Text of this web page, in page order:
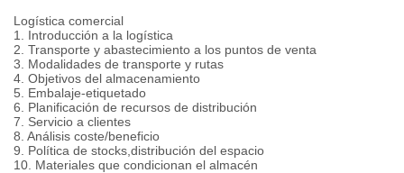
Logística comercial
1. Introducción a la logística
2. Transporte y abastecimiento a los puntos de venta
3. Modalidades de transporte y rutas
4. Objetivos del almacenamiento
5. Embalaje-etiquetado
6. Planificación de recursos de distribución
7. Servicio a clientes
8. Análisis coste/beneficio
9. Política de stocks,distribución del espacio
10. Materiales que condicionan el almacén